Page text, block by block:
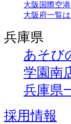
大阪国際空
大阪府一覧
兵庫県
あそび
学園南
兵庫県
採用情報